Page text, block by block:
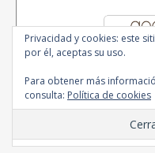
© 2020 -
Ashe
Privacidad y cookies: este
por él, aceptas su uso.
Para obtener más
consulta: Política de cookies